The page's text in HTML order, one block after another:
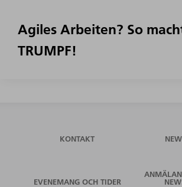
Agiles Arbeiten? So
TRUMPF!
KONTAKT
EVENEMANG OCH TIDER